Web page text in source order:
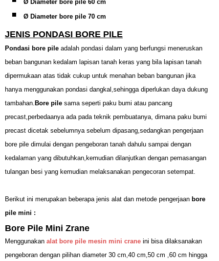
Ø Diameter bore pile 60 cm
Ø Diameter bore pile 70 cm
JENIS PONDASI BORE PILE
Pondasi bore pile adalah pondasi dalam yang berfungsi meneruskan
beban bangunan kedalam lapisan tanah keras yang bila lapisan tanah
dipermukaan atas tidak cukup untuk menahan beban bangunan jika
hanya menggunakan pondasi dangkal,sehingga diperlukan daya dukung
tambahan. Bore pile sama seperti paku bumi atau pancang
precast,perbedaanya ada pada teknik pembuatanya, dimana paku bumi
precast dicetak sebelumnya sebelum dipasang,sedangkan pengerjaan
bore pile dimulai dengan pengeboran tanah dahulu sampai dengan
kedalaman yang dibutuhkan,kemudian dilanjutkan dengan pemasangan
tulangan besi yang kemudian melaksanakan pengecoran setempat.
Berikut ini merupakan beberapa jenis alat dan metode pengerjaan bore
pile mini :
Bore Pile Mini Zrane
Menggunakan alat bore pile mesin mini crane ini bisa dilaksanakan
pengeboran dengan pilihan diameter 30 cm,40 cm,50 cm ,60 cm hingga